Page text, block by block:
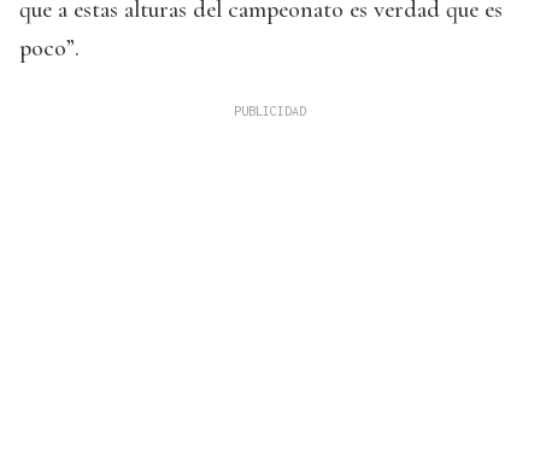
que a estas alturas del campeonato es verdad que es
poco”.